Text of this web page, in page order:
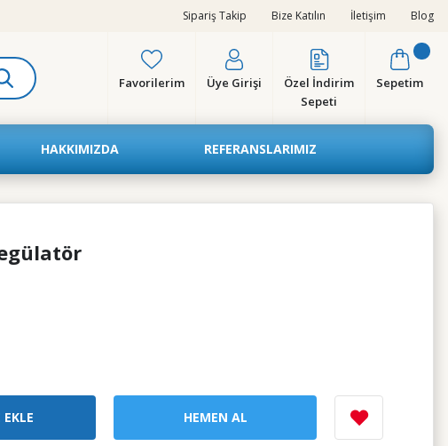
Sipariş Takip Bize Katılın İletişim Blog
Favorilerim Üye Girişi
Özel İndirim
Sepeti
Sepetim
HAKKIMIZDA REFERANSLARIMIZ
EKLE HEMEN AL